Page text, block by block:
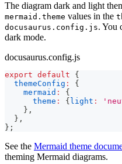
The diagram dark and light
mermaid.theme values in the
docusaurus.config.js. You
dark mode.
docusaurus.config.js
export default
{
themeConfig :
{
mermaid :
{
theme : { light :
} ,
} ,
} ;
See the Mermaid theme
theming Mermaid diagrams.